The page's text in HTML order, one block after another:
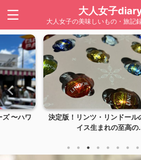
大人女子
大人女子の美味しいもの・旅記
全て！ス
【ハワイ】LION COFFEE（
ーヒー）は...